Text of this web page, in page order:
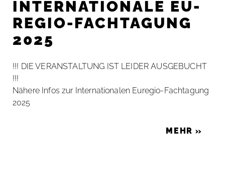
IN­TER­NA­TIO­NA­LE EU­­­
RE­­GIO-FACH­­TA­­GUNG
2025
!!! DIE VERANSTALTUNG IST LEIDER AUSGEBUCHT
!!!
Nä­he­re In­fos zur In­ter­na­tio­na­len Eu­­­re­­gio-Fach­­ta­­gung
2025
MEHR »